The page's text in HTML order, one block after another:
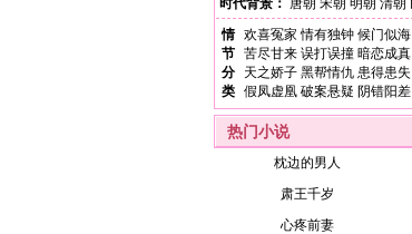
时代背景： 唐朝 宋朝 明朝 清朝
情
节
分
类
欢喜冤家 情有独钟 候门似海
苦尽甘来 误打误撞 暗恋成真
天之娇子 黑帮情仇 患得患失
假凤虚凰 破案悬疑 阴错阳差
热门小说
枕边的男人
肃王千岁
心疼前妻